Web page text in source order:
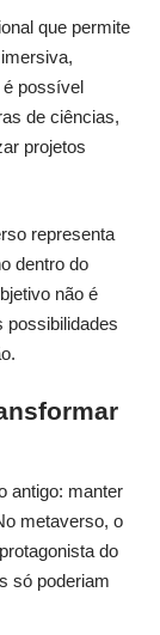
que permite
é possível
de ciências,
projetos
representa
dentro do
não é
possibilidades
antigo: manter
metaverso, o
do
só poderiam